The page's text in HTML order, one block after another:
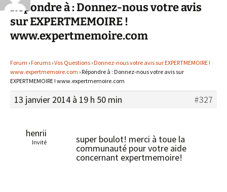
Répondre à : Donnez-nous votre avis
sur EXPERTMEMOIRE !
www.expertmemoire.com
Forum ›Forums ›Vos Questions ›Donnez-nous votre avis sur EXPERTMEMOIRE !
www.expertmemoire.com › Répondre à : Donnez-nous votre avis sur
EXPERTMEMOIRE ! www.expertmemoire.com
13 janvier 2014 à 19 h 50 min #327
henrii
Invité super boulot! merci à toue la
communauté pour votre aide
concernant expertmemoire!